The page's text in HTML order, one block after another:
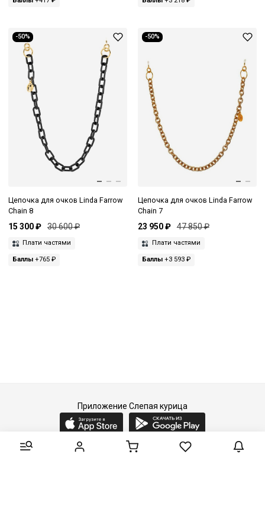
-50%
Цепочка для очков Linda Farrow
Chain 8
15 300 ₽ 30 600 ₽
Плати частями
Баллы +765 ₽
-50%
Цепочка для очков Linda Farrow
Chain 7
23 950 ₽ 47 850 ₽
Плати частями
Баллы+3 593 ₽
Приложение Слепая курица
2015-2026 © Слепая курица - fashion concept store.